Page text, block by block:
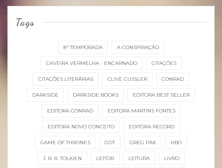
Tags
8ª TEMPORADA A CONSPIRAÇÃO
CAVEIRA VERMELHA - ENCARNADO CITAÇÕES
CITAÇÕES LITERÁRIAS CLIVE CUSSLER CONRAD
DARKSIDE DARKSIDE BOOKS EDITORA BEST SELLER
EDITORA CONRAD EDITORA MARTINS FONTES
EDITORA NOVO CONCEITO EDITORA RECORD
GAME OF THRONES GOT GREG PAK HBO
J. R. R. TOLKIEN LEITOR LEITURA LIVRO